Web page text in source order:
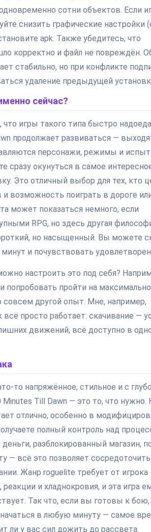
сотни объектов. Если
снизить графические настройки
apk. Также убедитесь, что
корректно и файл не повреждён.
стабильно, но при конфликте
удаление предыдущей
сейчас?
что игры такого типа быстро
продолжает развиваться —
персонажи, режимы и
сразу окунуться в самое
Это отличный выбор для тех, кто
возможность поиграть в дороге
может показаться немного, если
RPG, но здесь другая
но насыщенный. Вы можете
минут и почувствовать
настроить это под себя?
попробовать пройти на
совсем другой опыт. Мне, например,
всё просто работает: скачивание —
движений, всё доступно в
то напряжённое, стильное и с
Minutes Till Dawn — это то, что нужно.
отлично, особенно в
полный контроль над
разблокированный магазин,
— всё это позволяет
Жанр roguelite требует от игрока
и хладнокровия, и эта игра
Так что, если вы готовы к бою,
в любую минуту — самое
ли у вас сил дожить до рассвета.